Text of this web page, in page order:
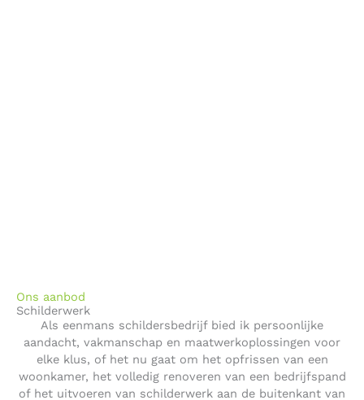
Ons aanbod
Schilderwerk
Als eenmans schildersbedrijf bied ik persoonlijke
aandacht, vakmanschap en maatwerkoplossingen voor
elke klus, of het nu gaat om het opfrissen van een
woonkamer, het volledig renoveren van een bedrijfspand
of het uitvoeren van schilderwerk aan de buitenkant van